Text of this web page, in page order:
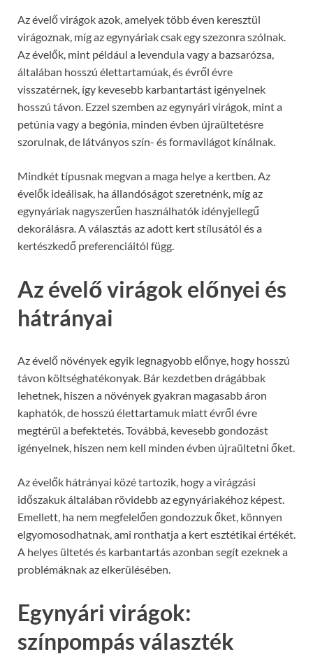
Az évelő virágok azok, amelyek több éven keresztül
virágoznak, míg az egynyáriak csak egy szezonra szólnak.
Az évelők, mint például a levendula vagy a bazsarózsa,
általában hosszú élettartamúak, és évről évre
visszatérnek, így kevesebb karbantartást igényelnek
hosszú távon. Ezzel szemben az egynyári virágok, mint a
petúnia vagy a begónia, minden évben újraültetésre
szorulnak, de látványos szín- és formavilágot kínálnak.
Mindkét típusnak megvan a maga helye a kertben. Az
évelők ideálisak, ha állandóságot szeretnénk, míg az
egynyáriak nagyszerűen használhatók idényjellegű
dekorálásra. A választás az adott kert stílusától és a
kertészkedő preferenciáitól függ.
Az évelő virágok előnyei és
hátrányai
Az évelő növények egyik legnagyobb előnye, hogy hosszú
távon költséghatékonyak. Bár kezdetben drágábbak
lehetnek, hiszen a növények gyakran magasabb áron
kaphatók, de hosszú élettartamuk miatt évről évre
megtérül a befektetés. Továbbá, kevesebb gondozást
igényelnek, hiszen nem kell minden évben újraültetni őket.
Az évelők hátrányai közé tartozik, hogy a virágzási
időszakuk általában rövidebb az egynyáriakéhoz képest.
Emellett, ha nem megfelelően gondozzuk őket, könnyen
elgyomosodhatnak, ami ronthatja a kert esztétikai értékét.
A helyes ültetés és karbantartás azonban segít ezeknek a
problémáknak az elkerülésében.
Egynyári virágok:
színpompás választék